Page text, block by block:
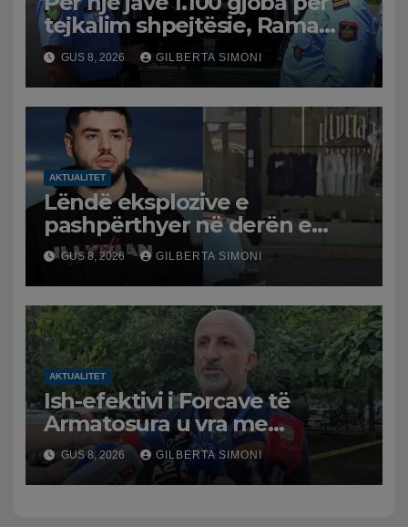
tejkalim shpejtësie, Rama
publikon videon: Kamerat e
trafikut së shpejti në
funksion
GUS 8, 2026 GILBERTA SIMONI
AKTUALITET
Lëndë eksplozive e
pashpërthyer në derën e
dyqanit të Noizyt në Durrës,
policia nis hetimet për
ngjarjen
GUS 8, 2026 GILBERTA SIMONI
AKTUALITET
Ish-efektivi i Forcave të
Armatosura u vra me
kallashnikov nga shoku i
fëmijërisë, zv. drejtori i
Hetimit: Kishin konflikt të
GUS 8, 2026 GILBERTA SIMONI